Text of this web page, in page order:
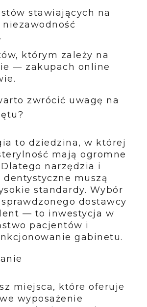
stawiających na
niezawodność
którym zależy na
— zakupach online
zwrócić uwagę na
to dziedzina, w której
mają ogromne
narzędzia i
dentystyczne muszą
standardy. Wybór
dostawcy
— to inwestycja w
pacjentów i
gabinetu.
miejsca, które oferuje
wyposażenie